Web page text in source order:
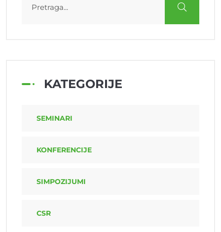
KATEGORIJE
SEMINARI
KONFERENCIJE
SIMPOZIJUMI
CSR